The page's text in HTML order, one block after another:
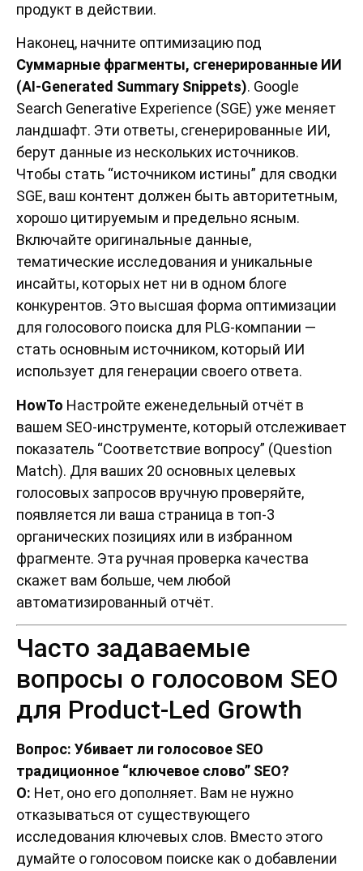
продукт в действии.
Наконец, начните оптимизацию под
Суммарные фрагменты, сгенерированные ИИ
(AI-Generated Summary Snippets). Google
Search Generative Experience (SGE) уже меняет
ландшафт. Эти ответы, сгенерированные ИИ,
берут данные из нескольких источников.
Чтобы стать “источником истины” для сводки
SGE, ваш контент должен быть авторитетным,
хорошо цитируемым и предельно ясным.
Включайте оригинальные данные,
тематические исследования и уникальные
инсайты, которых нет ни в одном блоге
конкурентов. Это высшая форма оптимизации
для голосового поиска для PLG-компании —
стать основным источником, который ИИ
использует для генерации своего ответа.
HowTo Настройте еженедельный отчёт в
вашем SEO-инструменте, который отслеживает
показатель “Соответствие вопросу” (Question
Match). Для ваших 20 основных целевых
голосовых запросов вручную проверяйте,
появляется ли ваша страница в топ-3
органических позициях или в избранном
фрагменте. Эта ручная проверка качества
скажет вам больше, чем любой
автоматизированный отчёт.
Часто задаваемые
вопросы о голосовом SEO
для Product-Led Growth
Вопрос: Убивает ли голосовое SEO
традиционное “ключевое слово” SEO?
О: Нет, оно его дополняет. Вам не нужно
отказываться от существующего
исследования ключевых слов. Вместо этого
думайте о голосовом поиске как о добавлении